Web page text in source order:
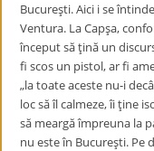
Bucureşti. Aici i se
Ventura. La Capşa,
început să ţină un
fi scos un pistol, ar fi
„la toate aceste nu-i
loc să îl calmeze, îi ţine
să meargă împreuna la
nu este în Bucureşti. Pe